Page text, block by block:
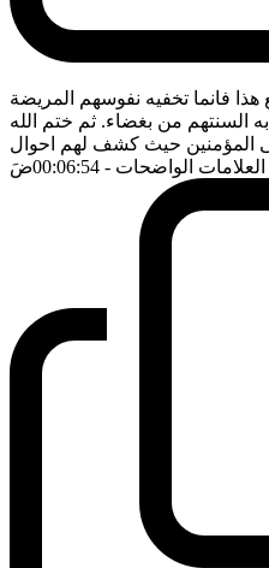
فانما تخفيه نفوسهم المريضة
السنتهم من بغضاء. ثم ختم الله
المؤمنين حيث كشف لهم احوال
العلامات الواضحات - 00:06:54 ضَ